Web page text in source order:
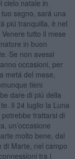
cielo natale in
segno, sará una
piú tranquilla, è nel
tutto il mese
in buon
Se non avessi
occasioni, per
metá del mese,
tieni
dare di piú della
Il 24 luglio la Luna
trattarsi di
un’occasione
molto bene, dal
di Marte, nel campo
tra i